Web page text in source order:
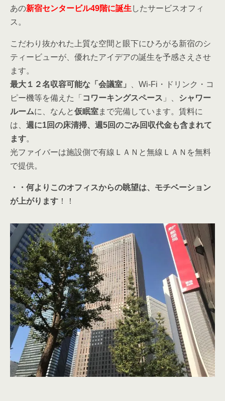
あの新宿センタービル49階に誕生 したサービスオフィ
ス。
こだわり抜かれた上質な空間と眼下にひろがる新宿のシ
ティービューが、優れたアイデアの誕生を予感さえさせ
ます。
最大１２名収容可能な「会議室」
、Wi-Fi・ドリンク・コ
ピー機等を備えた「 コワーキングスペース 」、
シャワー
ルームに、なんと仮眠室まで完備しています。賃料に
は、 週に1回の床清掃、週5回のごみ回収代金も含まれて
ます。
光ファイバーは施設側で有線ＬＡＮと無線ＬＡＮを無料
で提供。
・・何よりこのオフィスからの眺望は、モチベーション
が上がります ！！